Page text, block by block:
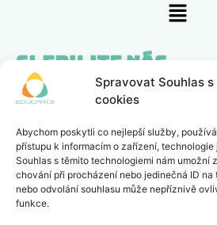
Spravovat Souhlas s
cookies
Abychom poskytli co nejlepší služby,
přístupu k informacím o zařízení,
Souhlas s těmito technologiemi nám umožní
chování při procházení nebo jedinečná ID na
nebo odvolání souhlasu může nepříznivě
funkce.
Sledujte nás
Zajímá nás, co
POSLAT ZPĚTNOU VAZBU
Zapsaný spolek,